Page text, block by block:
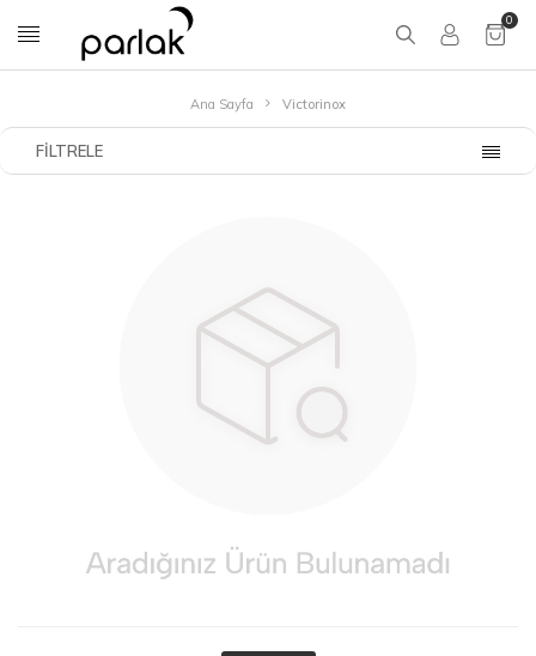
0
Ana Sayfa Victorinox
FILTRELE